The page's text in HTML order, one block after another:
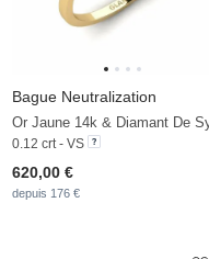
Bague Neutralization
0.12 crt - VS
620,00 €
depuis 176 €